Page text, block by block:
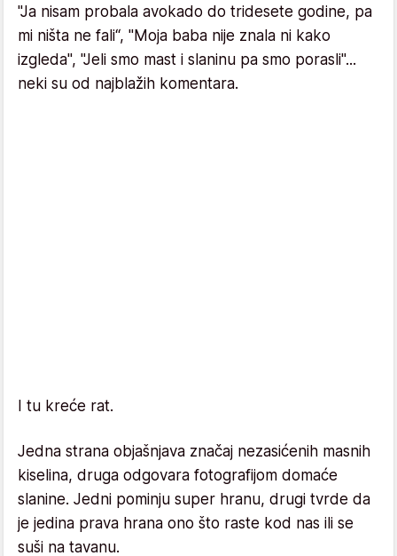
"Ja nisam probala avokado do tridesete godine, pa
mi ništa ne fali“, "Moja baba nije znala ni kako
izgleda", "Jeli smo mast i slaninu pa smo porasli"...
neki su od najblažih komentara.
I tu kreće rat.
Jedna strana objašnjava značaj nezasićenih masnih
kiselina, druga odgovara fotografijom domaće
slanine. Jedni pominju super hranu, drugi tvrde da
je jedina prava hrana ono što raste kod nas ili se
suši na tavanu.